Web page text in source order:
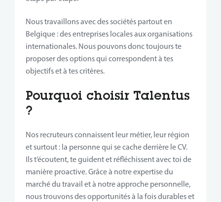
Nous travaillons avec des sociétés partout en
Belgique : des entreprises locales aux organisations
internationales. Nous pouvons donc toujours te
proposer des options qui correspondent à tes
objectifs et à tes critères.
Pourquoi choisir Talentus
?
Nos recruteurs connaissent leur métier, leur région
et surtout : la personne qui se cache derrière le CV.
Ils t’écoutent, te guident et réfléchissent avec toi de
manière proactive. Grâce à notre expertise du
marché du travail et à notre approche personnelle,
nous trouvons des opportunités à la fois durables et